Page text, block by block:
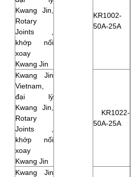
Kwang Jin,
Rotary
Joints ,
khớp nối
xoay
Kwang Jin
KR1002-
50A-25A
Kwang Jin
Vietnam,
đại lý
Kwang Jin,
Rotary
Joints ,
khớp nối
xoay
Kwang Jin
KR1022-
50A-25A
Kwang Jin